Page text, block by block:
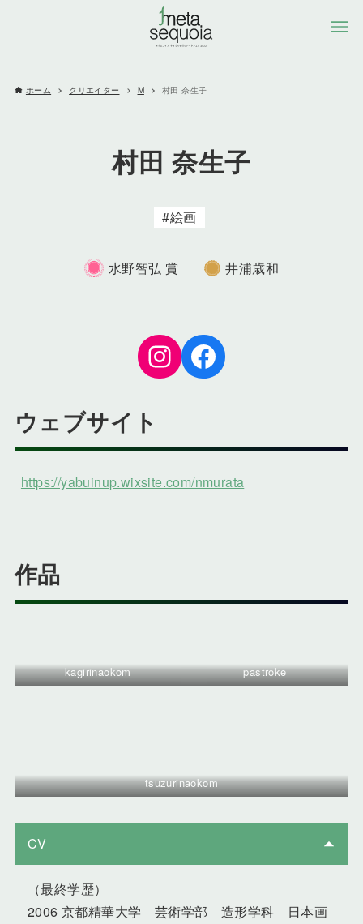
ホーム クリエイター M 村田 奈生子
村田 奈生子
絵画
水野智弘 賞 井浦歳和
Instagram
Facebook
ウェブサイト
https://yabuinup.wixsite.com/nmurata
作品
kagirinaokom pastroke
tsuzurinaokom
CV
（最終学歴）
2006 京都精華大学 芸術学部 造形学科 日本画